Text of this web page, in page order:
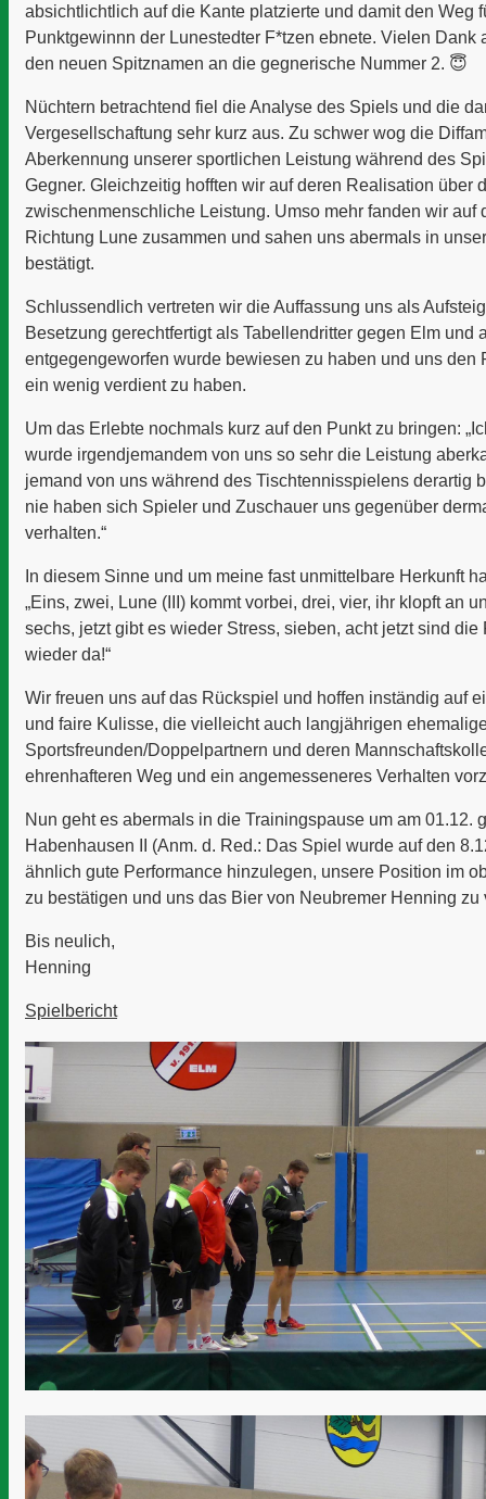
absichtlichtlich auf die Kante platzierte und damit den Weg
Punktgewinnn der Lunestedter F*tzen ebnete. Vielen Dank
den neuen Spitznamen an die gegnerische Nummer 2. 😇
Nüchtern betrachtend fiel die Analyse des Spiels und die
Vergesellschaftung sehr kurz aus. Zu schwer wog die
Aberkennung unserer sportlichen Leistung während des
Gegner. Gleichzeitig hofften wir auf deren Realisation über
zwischenmenschliche Leistung. Umso mehr fanden wir auf
Richtung Lune zusammen und sahen uns abermals in
bestätigt.
Schlussendlich vertreten wir die Auffassung uns als
Besetzung gerechtfertigt als Tabellendritter gegen Elm und
entgegengeworfen wurde bewiesen zu haben und uns den
ein wenig verdient zu haben.
Um das Erlebte nochmals kurz auf den Punkt zu bringen:
wurde irgendjemandem von uns so sehr die Leistung
jemand von uns während des Tischtennisspielens derartig
nie haben sich Spieler und Zuschauer uns gegenüber
verhalten.“
In diesem Sinne und um meine fast unmittelbare Herkunft
„Eins, zwei, Lune (III) kommt vorbei, drei, vier, ihr klopft an
sechs, jetzt gibt es wieder Stress, sieben, acht jetzt sind die
wieder da!“
Wir freuen uns auf das Rückspiel und hoffen inständig auf
und faire Kulisse, die vielleicht auch langjährigen
Sportsfreunden/Doppelpartnern und deren
ehrenhafteren Weg und ein angemesseneres Verhalten
Nun geht es abermals in die Trainingspause um am 01.12.
Habenhausen II (Anm. d. Red.: Das Spiel wurde auf den
ähnlich gute Performance hinzulegen, unsere Position im
zu bestätigen und uns das Bier von Neubremer Henning zu
Bis neulich,
Henning
Spielbericht